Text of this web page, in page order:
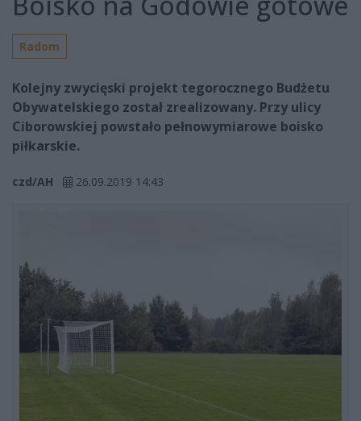
Radom
Kolejny zwycięski projekt tegorocznego Budżetu
Obywatelskiego został zrealizowany. Przy ulicy
Ciborowskiej powstało pełnowymiarowe boisko
piłkarskie.
czd/AH 26.09.2019 14:43